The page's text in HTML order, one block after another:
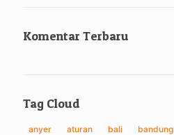
Komentar Terbaru
Tag Cloud
anyer aturan bali bandung